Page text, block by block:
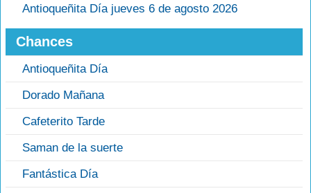
Antioqueñita Día jueves 6 de agosto 2026
Chances
Antioqueñita Día
Dorado Mañana
Cafeterito Tarde
Saman de la suerte
Fantástica Día